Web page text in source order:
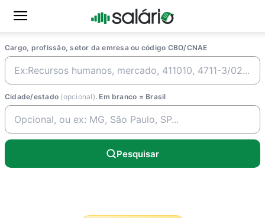
Cargo, profissão, setor da emresa ou código CBO/CNAE
Cidade/estado (opcional). Em branco = Brasil
Pesquisar